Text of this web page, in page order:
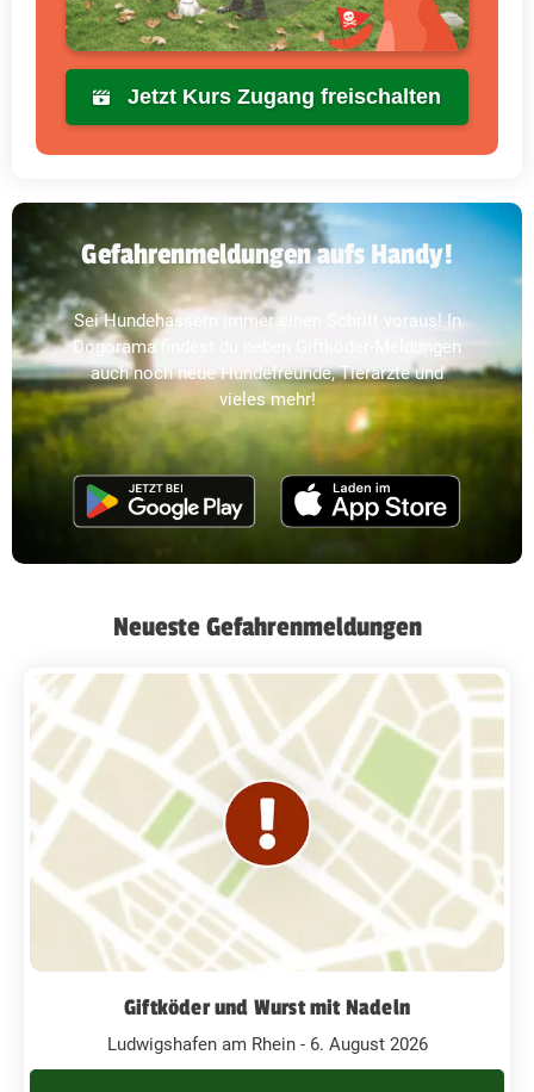
Jetzt Kurs Zugang freischalten
Gefahrenmeldungen aufs Handy!
Sei Hundehassern immer einen Schritt voraus! In
Dogorama findest du neben Giftköder-Meldungen
auch noch neue Hundefreunde, Tierärzte und
vieles mehr!
Neueste Gefahrenmeldungen
Giftköder und Wurst mit Nadeln
Ludwigshafen am Rhein - 6. August 2026